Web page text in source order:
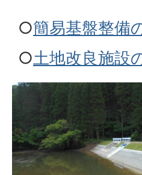
○簡易基盤整備
○土地改良施設